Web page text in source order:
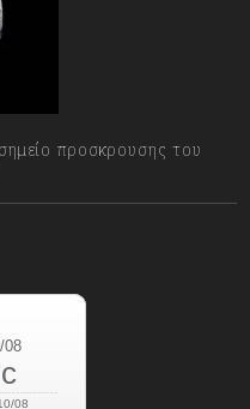
προσκρουσης του